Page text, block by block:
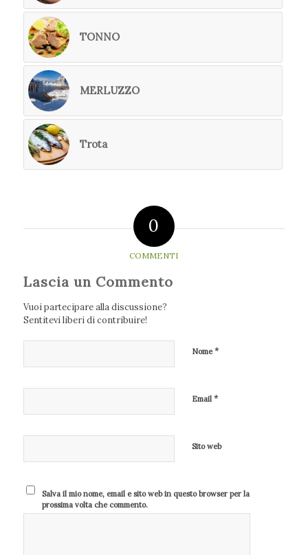
TONNO
MERLUZZO
Trota
0
COMMENTI
Lascia un Commento
Vuoi partecipare alla discussione?
Sentitevi liberi di contribuire!
Nome*
Email *
Sito web
Salva il mio nome, email e sito web in questo browser per la
prossima volta che commento.